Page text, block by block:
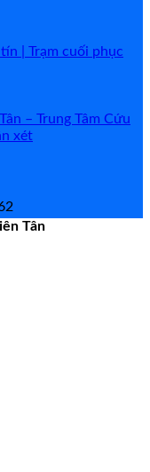
| Trạm cuối phục
– Trung Tâm Cứu
xét
Tân